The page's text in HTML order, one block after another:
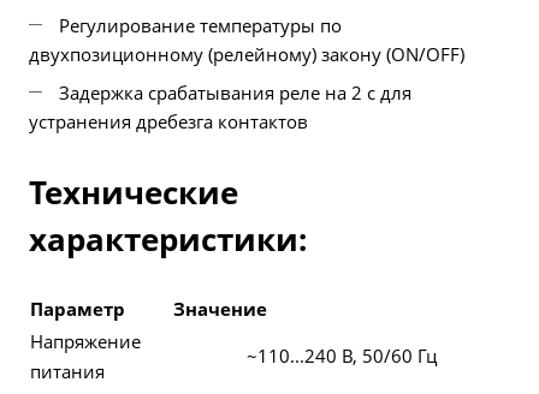
Регулирование температуры по
двухпозиционному (релейному) закону (ON/OFF)
Задержка срабатывания реле на 2 с для
устранения дребезга контактов
Технические
характеристики:
Параметр
Значение
Напряжение
питания
~110...240 В, 50/60 Гц